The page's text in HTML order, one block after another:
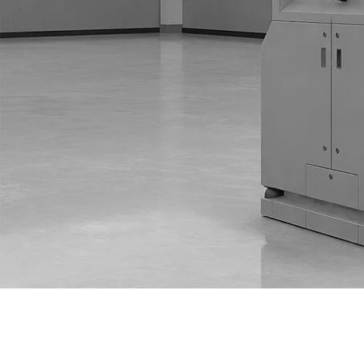
Historie
Gesundheit und Wohlbefinden
FAQs